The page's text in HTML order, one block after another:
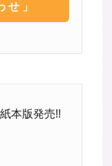
せ」
本版発売!!